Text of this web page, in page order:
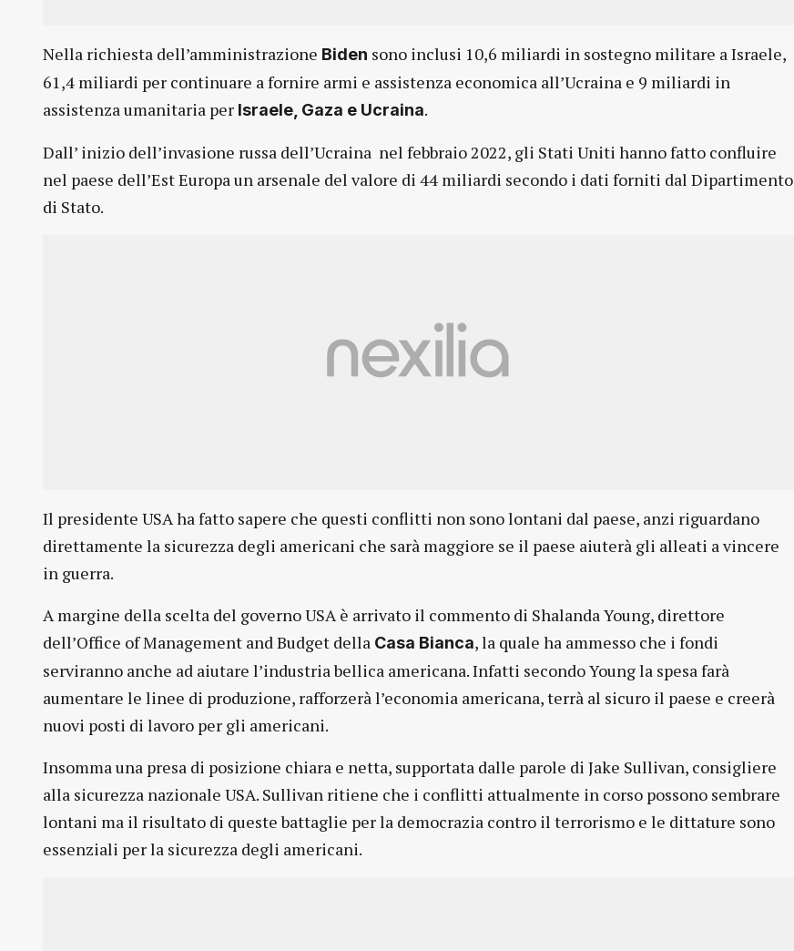
Nella richiesta dell’amministrazione Biden sono inclusi 10,6 miliardi in sostegno militare a Israele,
61,4 miliardi per continuare a fornire armi e assistenza economica all’Ucraina e 9 miliardi in
assistenza umanitaria per Israele, Gaza e Ucraina.
Dall’ inizio dell’invasione russa dell’Ucraina nel febbraio 2022, gli Stati Uniti hanno fatto confluire
nel paese dell’Est Europa un arsenale del valore di 44 miliardi secondo i dati forniti dal Dipartimento
di Stato.
Il presidente USA ha fatto sapere che questi conflitti non sono lontani dal paese, anzi riguardano
direttamente la sicurezza degli americani che sarà maggiore se il paese aiuterà gli alleati a vincere
in guerra.
A margine della scelta del governo USA è arrivato il commento di Shalanda Young, direttore
dell’Office of Management and Budget della Casa Bianca, la quale ha ammesso che i fondi
serviranno anche ad aiutare l’industria bellica americana. Infatti secondo Young la spesa farà
aumentare le linee di produzione, rafforzerà l’economia americana, terrà al sicuro il paese e creerà
nuovi posti di lavoro per gli americani.
Insomma una presa di posizione chiara e netta, supportata dalle parole di Jake Sullivan, consigliere
alla sicurezza nazionale USA. Sullivan ritiene che i conflitti attualmente in corso possono sembrare
lontani ma il risultato di queste battaglie per la democrazia contro il terrorismo e le dittature sono
essenziali per la sicurezza degli americani.